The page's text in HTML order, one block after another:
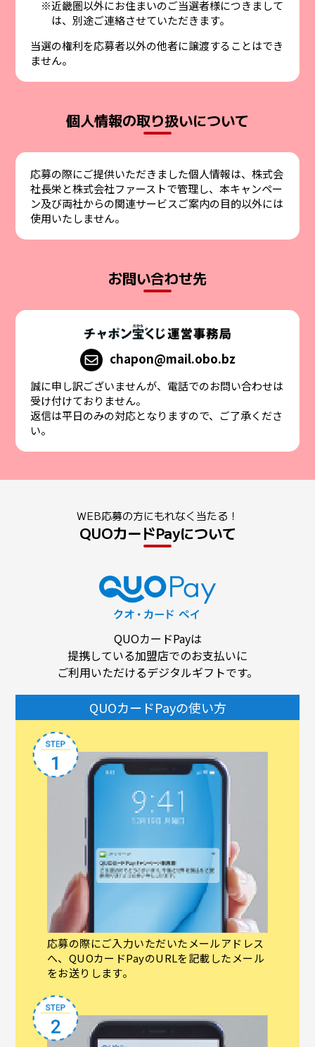
近畿圏以外にお住まいのご当選者様につきまして
は、別途ご連絡させていただきます。
当選の権利を応募者以外の他者に譲渡することはでき
ません。
個人情報の取り扱いについて
応募の際にご提供いただきました個人情報は、株式会
社長栄と株式会社ファーストで管理し、本キャンペー
ン及び両社からの関連サービスご案内の目的以外には
使用いたしません。
お問い合わせ先
chapon@mail.obo.bz
誠に申し訳ございませんが、電話でのお問い合わせは
受け付けておりません。
返信は平日のみの対応となりますので、ご了承くださ
い。
WEB応募の方にもれなく当たる！
QUOカードPayについて
QUOカードPayは
提携している加盟店でのお支払いに
ご利用いただけるデジタルギフトです。
QUOカードPayの使い方
応募の際にご入力いただいたメールアドレス
へ、QUOカードPayのURLを記載したメール
をお送りします。